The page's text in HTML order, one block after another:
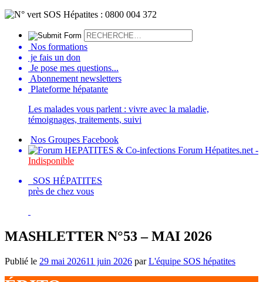
Nos formations
je fais un don
Je pose mes questions...
Abonnement newsletters
Plateforme hépatante
Les malades vous parlent : vivre avec la maladie,
témoignages, traitements, suivi
Nos Groupes Facebook
Forum Hépatites.net -
Indisponible
SOS HÉPATITES
près de chez vous
MASHLETTER N°53 – MAI 2026
Publié le 29 mai 202611 juin 2026 parL'équipe SOS hépatites